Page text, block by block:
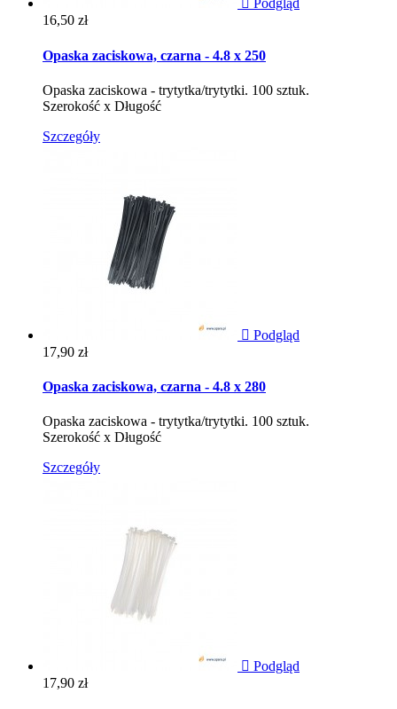
 Podgląd
Cena
16,50 zł
Opaska zaciskowa, czarna - 4.8 x 250
Opaska zaciskowa - trytytka/trytytki. 100 sztuk.
Szerokość x Długość
Szczegóły
 Podgląd
Cena
17,90 zł
Opaska zaciskowa, czarna - 4.8 x 280
Opaska zaciskowa - trytytka/trytytki. 100 sztuk.
Szerokość x Długość
Szczegóły
 Podgląd
Cena
17,90 zł